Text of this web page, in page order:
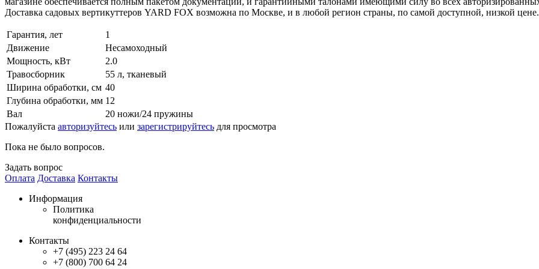
Доставка садовых вертикуттеров YARD FOX возможна по Москве, и в любой регион страны, по самой доступной, низкой цене.
Гарантия, лет
1
Движение
Несамоходный
Мощность, кВт
2.0
Травосборник
55 л, тканевый
Ширина обработки, см 40
Глубина обработки, мм 12
Вал
20 ножи/24 пружины
Пожалуйста авторизуйтесь или зарегистрируйтесь для просмотра
Пока не было вопросов.
Задать вопрос
Оплата Доставка Контакты
Информация
Политика
конфиденциальности
Контакты
+7 (495) 223 24 64
+7 (800) 700 64 24